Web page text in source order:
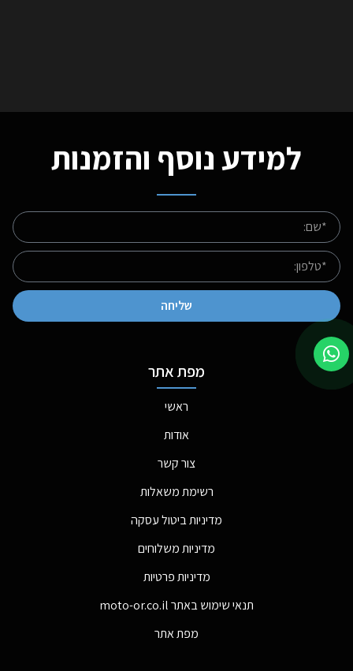
למידע נוסף והזמנות
שליחה
מפת אתר
ראשי
אודות
צור קשר
רשימת משאלות
מדיניות ביטול עסקה
מדיניות משלוחים
מדיניות פרטיות
תנאי שימוש באתר moto-or.co.il
מפת אתר